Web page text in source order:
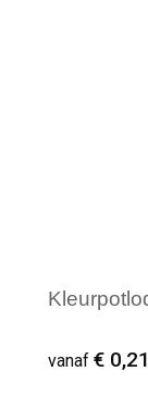
vanaf € 0,21